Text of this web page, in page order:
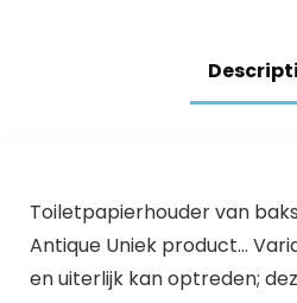
Toiletpapierhouder van
Antique Uniek product…
en uiterlijk kan optreden;